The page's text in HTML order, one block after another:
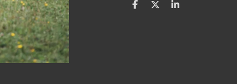
D
D
S